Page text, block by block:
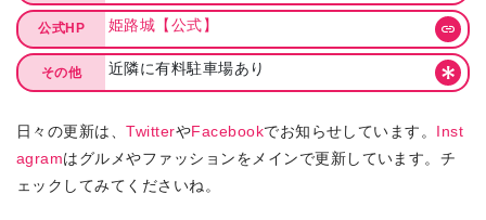
公式HP 姫路城【公式】
その他 近隣に有料駐車場あり
日々の更新は、TwitterやFacebookでお知らせしています。 Inst
agramはグルメやファッションをメインで更新しています。チ
ェックしてみてくださいね。